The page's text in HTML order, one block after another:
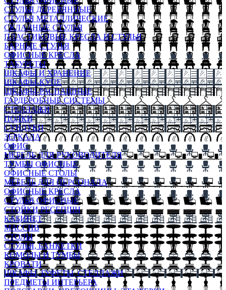
СТУЛЬЯ ДЕРЕВЯННЫЕ
СТУЛЬЯ МЕТАЛЛИЧЕСКИЕ
СКЛАДНЫЕ СТУЛЬЯ
ПЛАСТИКОВЫЕ КРЕСЛА И СТУЛЬЯ
БАРНЫЕ СТУЛЬЯ
ОФИСНЫЕ КРЕСЛА
ТАБУРЕТЫ
ШКАФЫ И ХРАНЕНИЕ
ШКАФЫ-КУПЕ
ШКАФЫ-РАСПАШНЫЕ
ГАРДЕРОБНЫЕ СИСТЕМЫ
СТЕЛЛАЖИ
ПОЛКИ
СУНДУКИ
ЗЕРКАЛА
ОФИС
МЕБЕЛЬ ДЛЯ РУКОВОДИТЕЛЯ
ТУМБЫ ОФИСНЫЕ
ОФИСНЫЕ СТОЛЫ
МЕБЕЛЬ ДЛЯ ПЕРСОНАЛА
ОФИСНЫЕ КРЕСЛА
СТУЛЬЯ ОФИСНЫЕ
СТОЙКИ РЕСЕПШН
КАБИНЕТ
МАССИВ
СТОЛЫ
СТУЛЬЯ, БАНКЕТКИ
КОМОДЫ И ТУМБЫ
КРОВАТИ
ШКАФЫ, БУФЕТЫ, СТЕЛЛАЖИ
ПРЕДМЕТЫ ИНТЕРЬЕРА